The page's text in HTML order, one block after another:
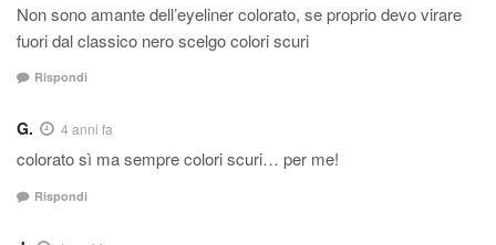
Non sono amante dell’eyeliner colorato, se proprio devo virare
fuori dal classico nero scelgo colori scuri
Rispondi
G. 4 anni fa
colorato sì ma sempre colori scuri… per me!
Rispondi